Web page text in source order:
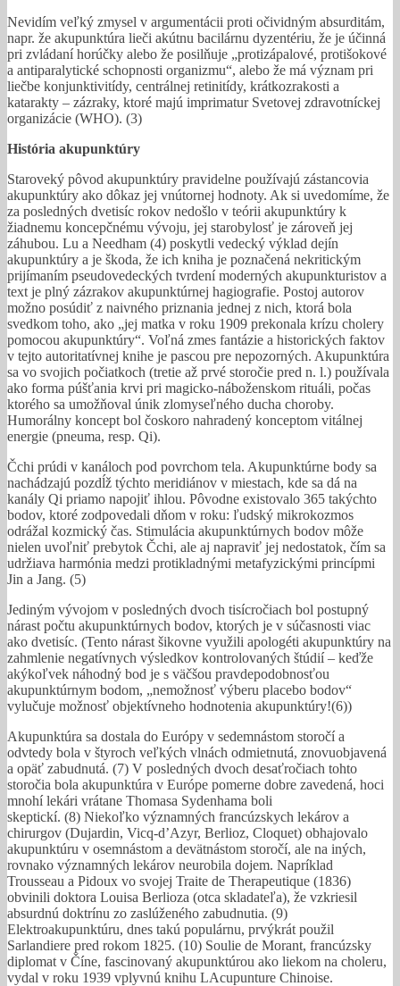
Nevidím veľký zmysel v argumentácii proti očividným absurditám,
napr. že akupunktúra lieči akútnu bacilárnu dyzentériu, že je účinná
pri zvládaní horúčky alebo že posilňuje „protizápalové, protišokové
a antiparalytické schopnosti organizmu“, alebo že má význam pri
liečbe konjunktivitídy, centrálnej retinitídy, krátkozrakosti a
katarakty – zázraky, ktoré majú imprimatur Svetovej zdravotníckej
organizácie (WHO). (3)
História akupunktúry
Staroveký pôvod akupunktúry pravidelne používajú zástancovia
akupunktúry ako dôkaz jej vnútornej hodnoty. Ak si uvedomíme, že
za posledných dvetisíc rokov nedošlo v teórii akupunktúry k
žiadnemu koncepčnému vývoju, jej starobylosť je zároveň jej
záhubou. Lu a Needham (4) poskytli vedecký výklad dejín
akupunktúry a je škoda, že ich kniha je poznačená nekritickým
prijímaním pseudovedeckých tvrdení moderných akupunkturistov a
text je plný zázrakov akupunktúrnej hagiografie. Postoj autorov
možno posúdiť z naivného priznania jednej z nich, ktorá bola
svedkom toho, ako „jej matka v roku 1909 prekonala krízu cholery
pomocou akupunktúry“. Voľná zmes fantázie a historických faktov
v tejto autoritatívnej knihe je pascou pre nepozorných. Akupunktúra
sa vo svojich počiatkoch (tretie až prvé storočie pred n. l.) používala
ako forma púšťania krvi pri magicko-náboženskom rituáli, počas
ktorého sa umožňoval únik zlomyseľného ducha choroby.
Humorálny koncept bol čoskoro nahradený konceptom vitálnej
energie (pneuma, resp. Qi).
Čchi prúdi v kanáloch pod povrchom tela. Akupunktúrne body sa
nachádzajú pozdĺž týchto meridiánov v miestach, kde sa dá na
kanály Qi priamo napojiť ihlou. Pôvodne existovalo 365 takýchto
bodov, ktoré zodpovedali dňom v roku: ľudský mikrokozmos
odrážal kozmický čas. Stimulácia akupunktúrnych bodov môže
nielen uvoľniť prebytok Čchi, ale aj napraviť jej nedostatok, čím sa
udržiava harmónia medzi protikladnými metafyzickými princípmi
Jin a Jang. (5)
Jediným vývojom v posledných dvoch tisícročiach bol postupný
nárast počtu akupunktúrnych bodov, ktorých je v súčasnosti viac
ako dvetisíc. (Tento nárast šikovne využili apologéti akupunktúry na
zahmlenie negatívnych výsledkov kontrolovaných štúdií – keďže
akýkoľvek náhodný bod je s väčšou pravdepodobnosťou
akupunktúrnym bodom, „nemožnosť výberu placebo bodov“
vylučuje možnosť objektívneho hodnotenia akupunktúry!(6))
Akupunktúra sa dostala do Európy v sedemnástom storočí a
odvtedy bola v štyroch veľkých vlnách odmietnutá, znovuobjavená
a opäť zabudnutá. (7) V posledných dvoch desaťročiach tohto
storočia bola akupunktúra v Európe pomerne dobre zavedená, hoci
mnohí lekári vrátane Thomasa Sydenhama boli
skeptickí. (8) Niekoľko významných francúzskych lekárov a
chirurgov (Dujardin, Vicq-d’Azyr, Berlioz, Cloquet) obhajovalo
akupunktúru v osemnástom a devätnástom storočí, ale na iných,
rovnako významných lekárov neurobila dojem. Napríklad
Trousseau a Pidoux vo svojej Traite de Therapeutique (1836)
obvinili doktora Louisa Berlioza (otca skladateľa), že vzkriesil
absurdnú doktrínu zo zaslúženého zabudnutia. (9)
Elektroakupunktúru, dnes takú populárnu, prvýkrát použil
Sarlandiere pred rokom 1825. (10) Soulie de Morant, francúzsky
diplomat v Číne, fascinovaný akupunktúrou ako liekom na choleru,
vydal v roku 1939 vplyvnú knihu LAcupunture Chinoise.